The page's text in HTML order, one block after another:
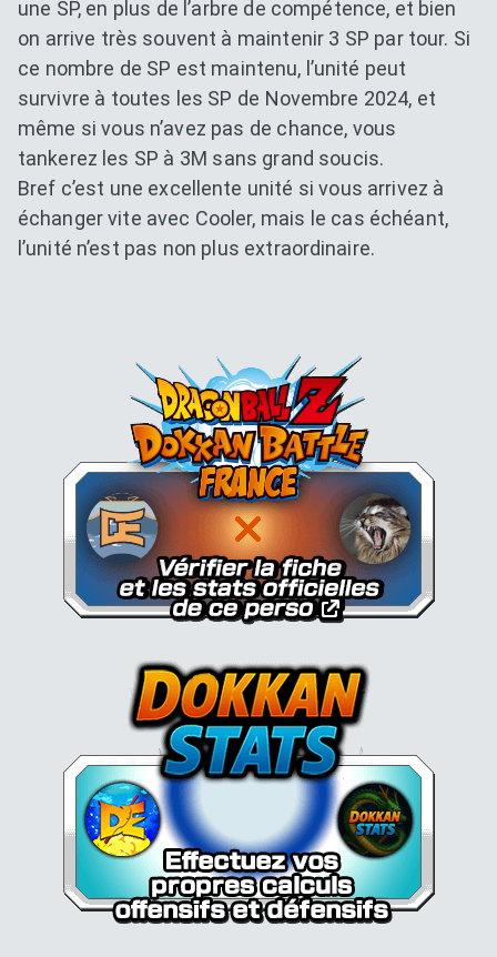
une SP, en plus de l’arbre de compétence, et bien
on arrive très souvent à maintenir 3 SP par tour. Si
ce nombre de SP est maintenu, l’unité peut
survivre à toutes les SP de Novembre 2024, et
même si vous n’avez pas de chance, vous
tankerez les SP à 3M sans grand soucis.
Bref c’est une excellente unité si vous arrivez à
échanger vite avec Cooler, mais le cas échéant,
l’unité n’est pas non plus extraordinaire.
Dokkan Essentials x Dragon